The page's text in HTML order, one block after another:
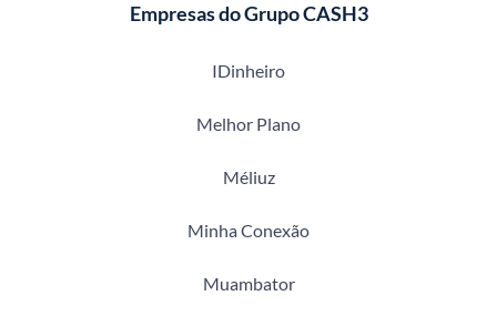
Empresas do Grupo CASH3
IDinheiro
Melhor Plano
Méliuz
Minha Conexão
Muambator